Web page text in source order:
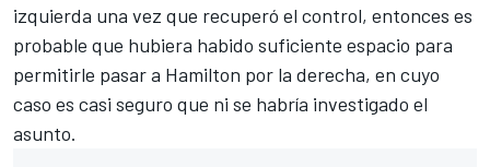
izquierda una vez que recuperó el control, entonces es
probable que hubiera habido suficiente espacio para
permitirle pasar a Hamilton por la derecha, en cuyo
caso es casi seguro que ni se habría investigado el
asunto.